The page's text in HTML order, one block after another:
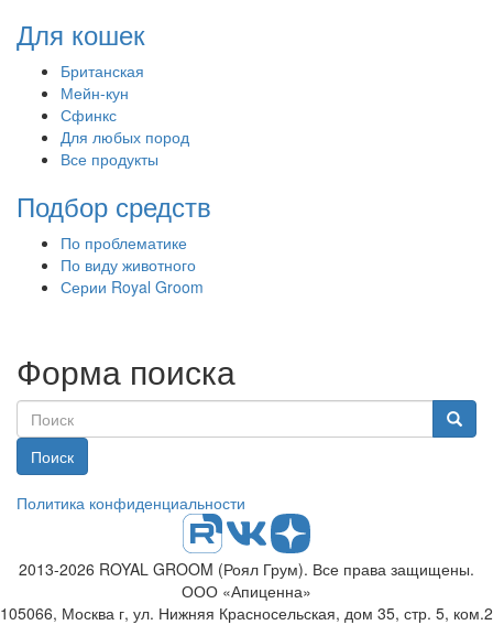
Для кошек
Британская
Мейн-кун
Сфинкс
Для любых пород
Все продукты
Подбор средств
По проблематике
По виду животного
Серии Royal Groom
Форма поиска
Поиск
Политика конфиденциальности
2013-2026 ROYAL GROOM (Роял Грум). Все права защищены.
ООО «Апиценна»
105066, Москва г, ул. Нижняя Красносельская, дом 35, стр. 5, ком.2